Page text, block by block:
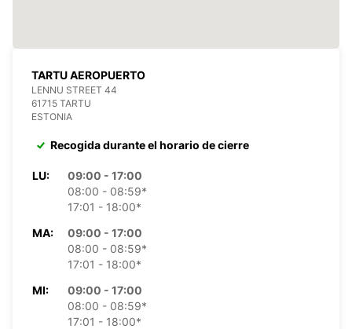
TARTU AEROPUERTO
LENNU STREET 44
61715 TARTU
ESTONIA
Recogida durante el horario de cierre
LU:
09:00 - 17:00
08:00 - 08:59*
17:01 - 18:00*
MA:
09:00 - 17:00
08:00 - 08:59*
17:01 - 18:00*
MI:
09:00 - 17:00
08:00 - 08:59*
17:01 - 18:00*